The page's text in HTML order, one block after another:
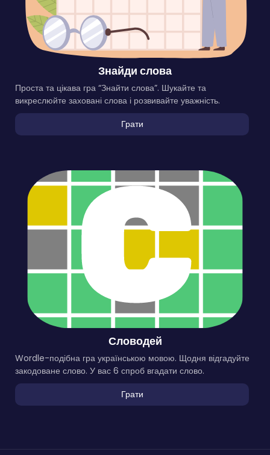
Знайди слова
Проста та цікава гра “Знайти слова”. Шукайте та
викреслюйте заховані слова і розвивайте уважність.
Грати
Словодей
Wordle-подібна гра українською мовою. Щодня відгадуйте
закодоване слово. У вас 6 спроб вгадати слово.
Грати